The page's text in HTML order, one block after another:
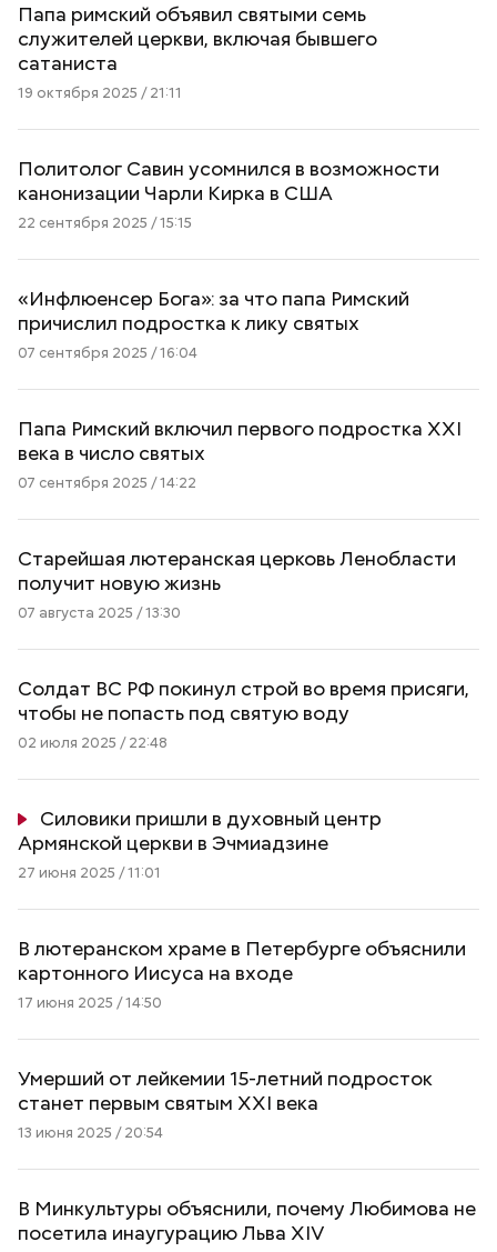
Папа римский объявил святыми семь
служителей церкви, включая бывшего
сатаниста
19 октября 2025 / 21:11
Политолог Савин усомнился в возможности
канонизации Чарли Кирка в США
22 сентября 2025 / 15:15
«Инфлюенсер Бога»: за что папа Римский
причислил подростка к лику святых
07 сентября 2025 / 16:04
Папа Римский включил первого подростка XXI
века в число святых
07 сентября 2025 / 14:22
Старейшая лютеранская церковь Ленобласти
получит новую жизнь
07 августа 2025 / 13:30
Солдат ВС РФ покинул строй во время присяги,
чтобы не попасть под святую воду
02 июля 2025 / 22:48
Силовики пришли в духовный центр
Армянской церкви в Эчмиадзине
27 июня 2025 / 11:01
В лютеранском храме в Петербурге объяснили
картонного Иисуса на входе
17 июня 2025 / 14:50
Умерший от лейкемии 15-летний подросток
станет первым святым XXI века
13 июня 2025 / 20:54
В Минкультуры объяснили, почему Любимова не
посетила инаугурацию Льва XIV